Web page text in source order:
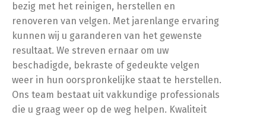
bezig met het reinigen, herstellen en
renoveren van velgen. Met jarenlange ervaring
kunnen wij u garanderen van het gewenste
resultaat. We streven ernaar om uw
beschadigde, bekraste of gedeukte velgen
weer in hun oorspronkelijke staat te herstellen.
Ons team bestaat uit vakkundige professionals
die u graag weer op de weg helpen. Kwaliteit